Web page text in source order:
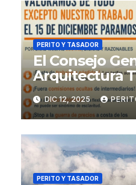
PERITO Y TASADOR
El Consejo
Arquitectura
respalda la
tasadores
DIC 12, 2025
PERITO Y TASADOR